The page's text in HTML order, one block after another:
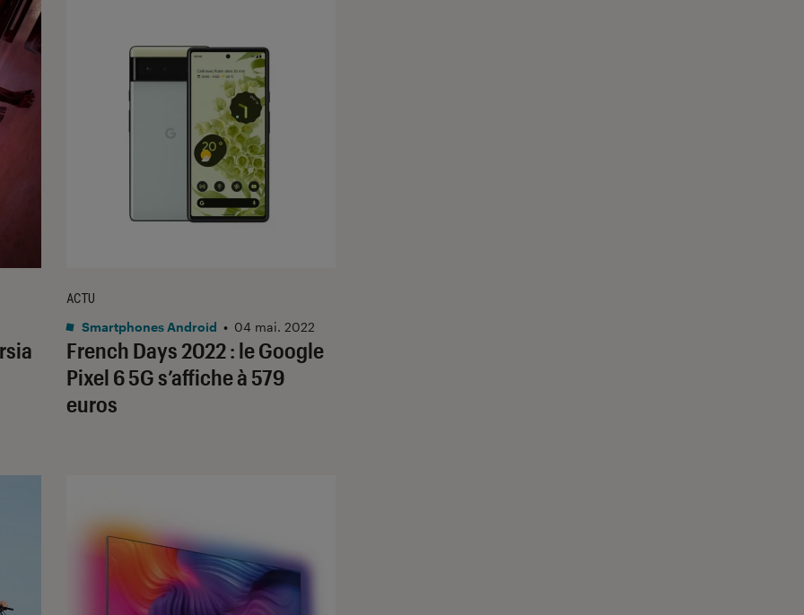
French Days 2022 : le Google
Pixel 6 5G s’affiche à 579
euros
ACTU
Smartphones Android • 04 mai. 2022